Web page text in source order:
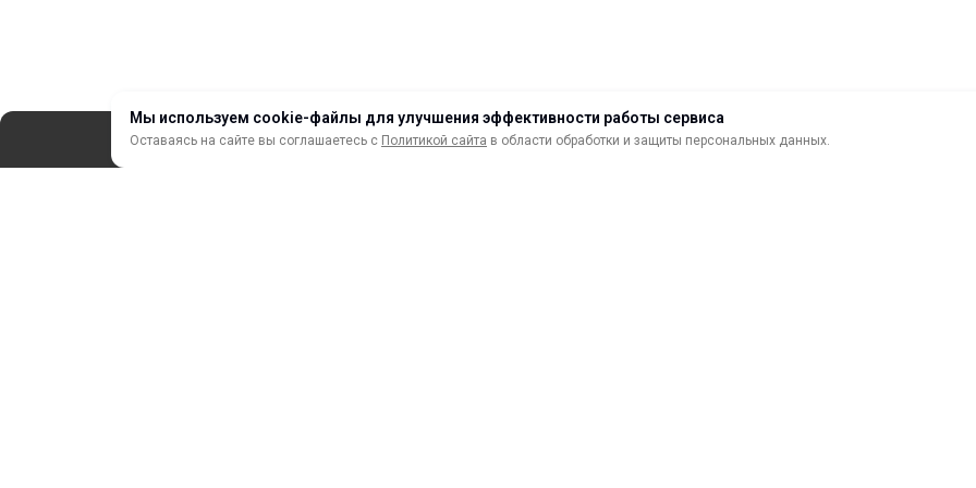
Мы используем cookie-файлы для улучшения эффективности работы сервиса
Оставаясь на сайте вы соглашаетесь с Политикой сайта в области обработки и защиты персональных данных.